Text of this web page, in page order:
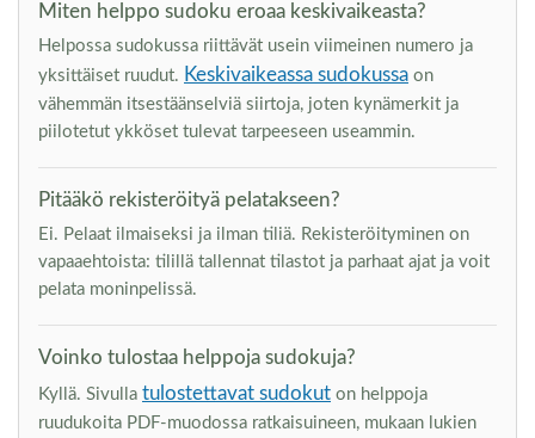
Miten helppo sudoku eroaa keskivaikeasta?
Helpossa sudokussa riittävät usein viimeinen numero ja
yksittäiset ruudut. Keskivaikeassa sudokussa on
vähemmän itsestäänselviä siirtoja, joten kynämerkit ja
piilotetut ykköset tulevat tarpeeseen useammin.
Pitääkö rekisteröityä pelatakseen?
Ei. Pelaat ilmaiseksi ja ilman tiliä. Rekisteröityminen on
vapaaehtoista: tilillä tallennat tilastot ja parhaat ajat ja voit
pelata moninpelissä.
Voinko tulostaa helppoja sudokuja?
Kyllä. Sivulla tulostettavat sudokut on helppoja
ruudukoita PDF-muodossa ratkaisuineen, mukaan lukien